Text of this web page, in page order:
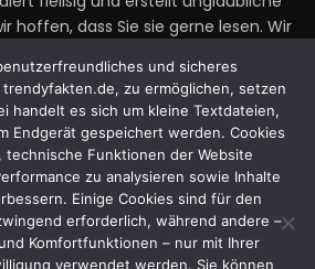
hoffen, dass Sie sie gerne lesen. Wir
uns Ihre Gedanken zu unseren
mitzuteilen.
X
(Twitter)
InstagramYouTube
und sicheres
zu ermöglichen, setzen
handelt es sich um kleine Textdateien,
Endgerät gespeichert werden. Cookies
technische Funktionen der Website
zu analysieren sowie Inhalte
Einige Cookies sind für den
erforderlich, während andere –
Komfortfunktionen – nur mit Ihrer
verwendet werden. Sie können